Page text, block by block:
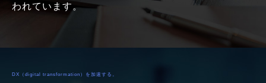
われています。
DX（digital transformation）を加速する。